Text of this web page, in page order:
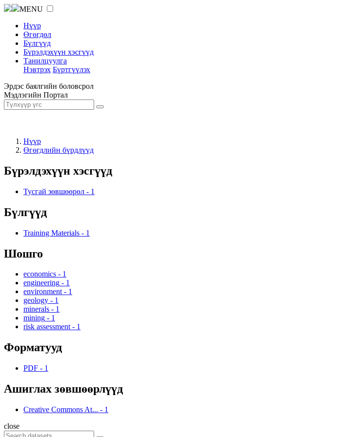
MENU
Нүүр
Өгөгдөл
Бүлгүүд
Бүрэлдэхүүн хэсгүүд
Танилцуулга
Нэвтрэх Бүртгүүлэх
Эрдэс баялгийн боловсрол
Мэдлэгийн Портал
Нүүр
Өгөгдлийн бүрдлүүд
Бүрэлдэхүүн хэсгүүд
Тусгай зөвшөөрөл - 1
Бүлгүүд
Training Materials - 1
Шошго
economics - 1
engineering - 1
environment - 1
geology - 1
minerals - 1
mining - 1
risk assessment - 1
Форматууд
PDF - 1
Ашиглах зөвшөөрлүүд
Creative Commons At... - 1
close